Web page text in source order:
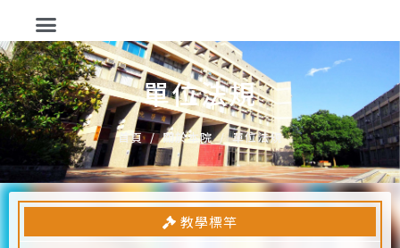
單位法規
首頁/關於本院/單位法規
教學標竿